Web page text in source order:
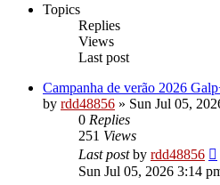
Topics
Replies
Views
Last post
Campanha de verão 2026
by rdd48856 » Sun Jul 05,
0 Replies
251 Views
Last postby rdd48856
Sun Jul 05, 2026 3:14